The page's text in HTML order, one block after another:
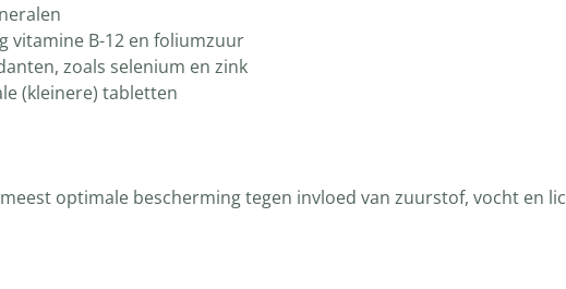
vitamine B-12 en foliumzuur
zoals selenium en zink
(kleinere) tabletten
optimale bescherming tegen invloed van zuurstof, vocht en